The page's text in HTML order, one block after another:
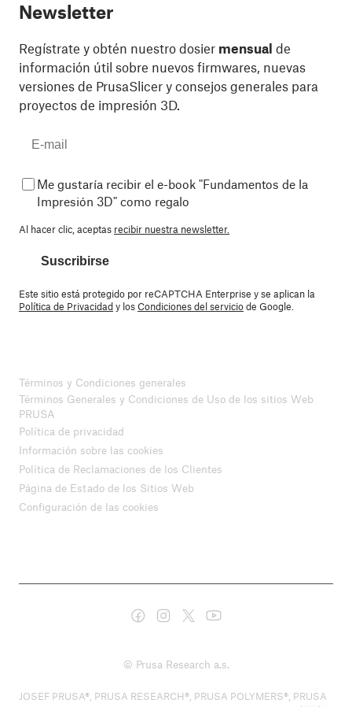
Newsletter
Regístrate y obtén nuestro dosier mensual de
información útil sobre nuevos firmwares, nuevas
versiones de PrusaSlicer y consejos generales para
proyectos de impresión 3D.
Me gustaría recibir el e-book "Fundamentos de la
Impresión 3D" como regalo
Al hacer clic, aceptas recibir nuestra newsletter.
Suscribirse
Este sitio está protegido por reCAPTCHA Enterprise y se aplican la
Política de Privacidady losCondiciones del serviciode Google.
Términos y Condiciones generales
Términos Generales y Condiciones de Uso de los sitios Web
PRUSA
Política de privacidad
Información sobre las cookies
Política de Reclamaciones de los Clientes
Página de Estado de los Sitios Web
Configuración de las cookies
© Prusa Research a.s.
JOSEF PRUSA®, PRUSA RESEARCH®, PRUSA POLYMERS®, PRUSA